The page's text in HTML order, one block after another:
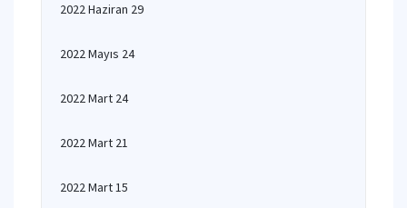
2022 Haziran 29
2022 Mayıs 24
2022 Mart 24
2022 Mart 21
2022 Mart 15